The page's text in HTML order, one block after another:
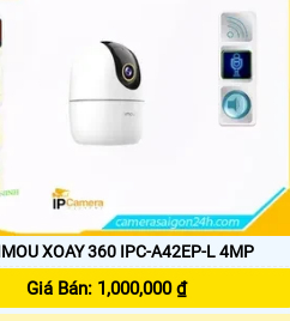
chất lượng cho mọi công trình.
XOAY 360 IPC-A42EP-L 4MP
Giá Bán: 1,000,000 ₫